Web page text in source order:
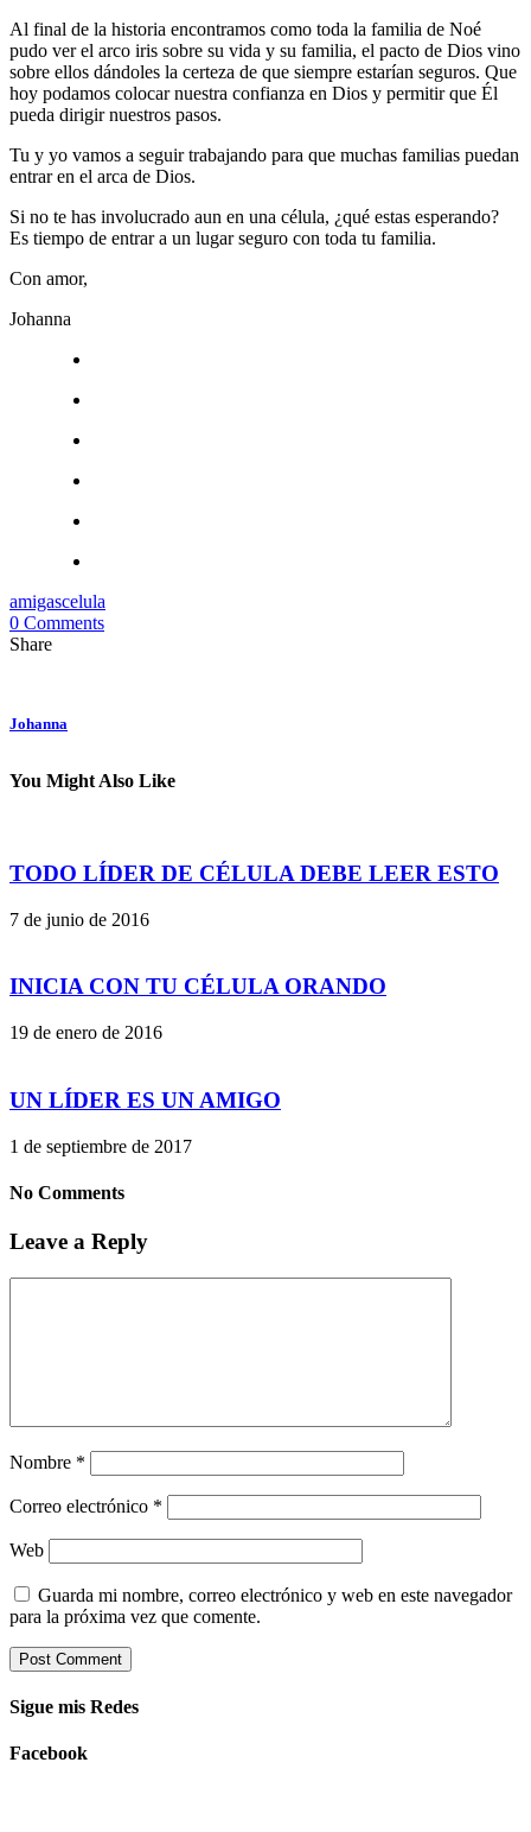
Al final de la historia encontramos como toda la familia de Noé
pudo ver el arco iris sobre su vida y su familia, el pacto de Dios vino
sobre ellos dándoles la certeza de que siempre estarían seguros. Que
hoy podamos colocar nuestra confianza en Dios y permitir que Él
pueda dirigir nuestros pasos.
Tu y yo vamos a seguir trabajando para que muchas familias puedan
entrar en el arca de Dios.
Si no te has involucrado aun en una célula, ¿qué estas esperando?
Es tiempo de entrar a un lugar seguro con toda tu familia.
Con amor,
Johanna
amigascelula
0 Comments
Share
Johanna
You Might Also Like
TODO LÍDER DE CÉLULA DEBE LEER ESTO
7 de junio de 2016
INICIA CON TU CÉLULA ORANDO
19 de enero de 2016
UN LÍDER ES UN AMIGO
1 de septiembre de 2017
No Comments
Leave a Reply
Nombre *
Correo electrónico *
Web
Guarda mi nombre, correo electrónico y web en este navegador
para la próxima vez que comente.
Sigue mis Redes
Facebook